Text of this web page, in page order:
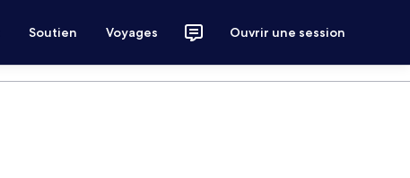
Soutien Voyages Ouvrir une session